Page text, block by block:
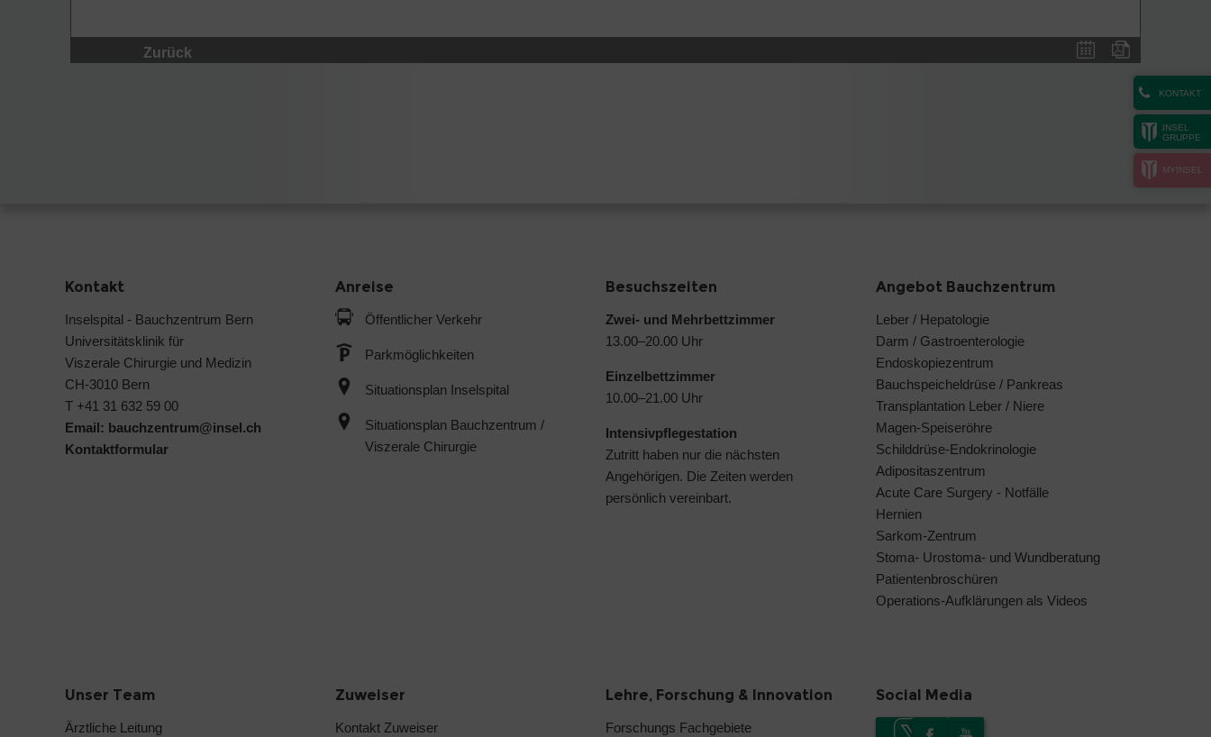
KONTAKT
INSEL
GRUPPE
MYINSEL
Zurück
Kontakt
Inselspital - Bauchzentrum Bern
Universitätsklinik für
Viszerale Chirurgie und Medizin
CH-3010 Bern
T +41 31 632 59 00
Email: bauchzentrum@insel.ch
Kontaktformular
Anreise
Öffentlicher Verkehr
Parkmöglichkeiten
Situationsplan Inselspital
Situationsplan Bauchzentrum /
Viszerale Chirurgie
Besuchszeiten
Zwei- und Mehrbettzimmer
13.00–20.00 Uhr
Einzelbettzimmer
10.00–21.00 Uhr
Intensivpflegestation
Zutritt haben nur die nächsten
Angehörigen. Die Zeiten werden
persönlich vereinbart.
Angebot Bauchzentrum
Leber / Hepatologie
Darm / Gastroenterologie
Endoskopiezentrum
Bauchspeicheldrüse / Pankreas
Transplantation Leber / Niere
Magen-Speiseröhre
Schilddrüse-Endokrinologie
Adipositaszentrum
Acute Care Surgery - Notfälle
Hernien
Sarkom-Zentrum
Stoma- Urostoma- und Wundberatung
Patientenbroschüren
Operations-Aufklärungen als Videos
Unser Team
Ärztliche Leitung
Zuweiser
Kontakt Zuweiser
Lehre, Forschung & Innovation
Forschungs Fachgebiete
Social Media